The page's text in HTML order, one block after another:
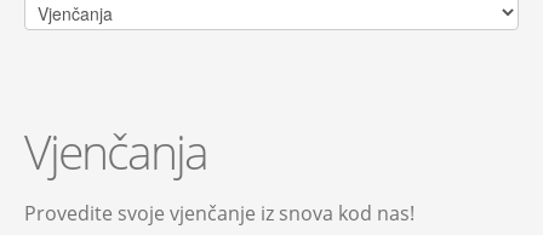
Vjenčanja
Provedite svoje vjenčanje iz snova kod nas!